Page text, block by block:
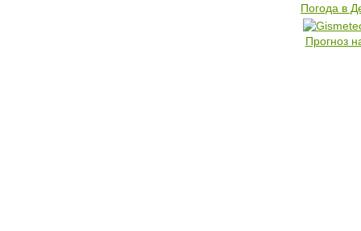
Погода в
Прогноз